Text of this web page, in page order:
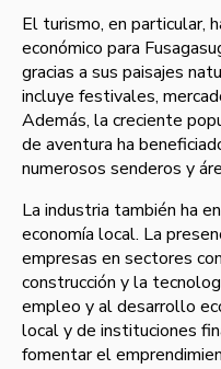
El turismo, en particular,
económico para
gracias a sus paisajes
incluye festivales,
Además, la creciente
de aventura ha
numerosos senderos y
La industria también ha
economía local. La
empresas en sectores
construcción y la
empleo y al desarrollo
local y de instituciones
fomentar el